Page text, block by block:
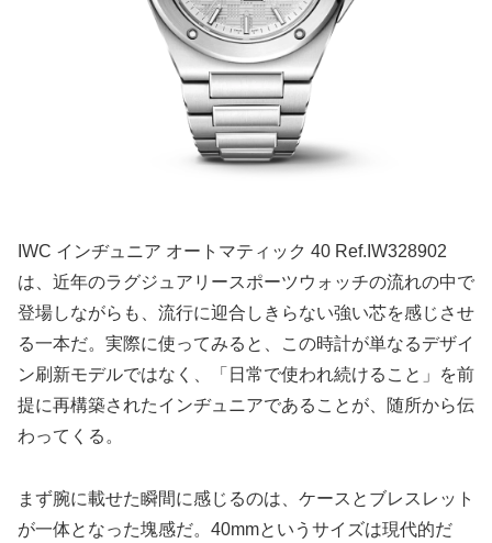
IWC インヂュニア オートマティック 40 Ref.IW328902
は、近年のラグジュアリースポーツウォッチの流れの中で
登場しながらも、流行に迎合しきらない強い芯を感じさせ
る一本だ。実際に使ってみると、この時計が単なるデザイ
ン刷新モデルではなく、「日常で使われ続けること」を前
提に再構築されたインヂュニアであることが、随所から伝
わってくる。
まず腕に載せた瞬間に感じるのは、ケースとブレスレット
が一体となった塊感だ。40mmというサイズは現代的だ